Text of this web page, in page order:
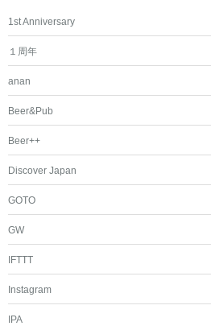
1st Anniversary
１周年
anan
Beer&Pub
Beer++
Discover Japan
GOTO
GW
IFTTT
Instagram
IPA